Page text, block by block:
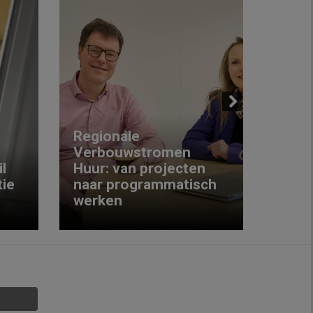
Regionale
Verbouwstromen
Huur: van projecten
naar programmatisch
werken
Next